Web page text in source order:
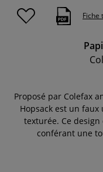
Fiche
Proposé par Colefax
Hopsack est un
texturée. Ce
conférant une